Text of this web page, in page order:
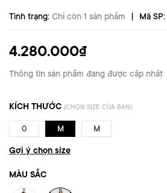
Tình trạng: Chỉ còn 1 sản phẩm | Mã SP:
4.280.000₫
Thông tin sản phẩm đang được cập nhật
KÍCH THƯỚC (CHỌN SIZE CỦA BẠN)
0 M M
Gợi ý chọn size
MÀU SẮC